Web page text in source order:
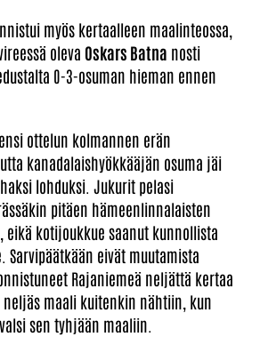
myös kertaalleen maalinteossa,
oleva Oskars Batna nosti
0-3-osuman hieman ennen
ottelun kolmannen erän
kanadalaishyökkääjän osuma jäi
lohduksi. Jukurit pelasi
pitäen hämeenlinnalaisten
eikä kotijoukkue saanut kunnollista
Sarvipäätkään eivät muutamista
Rajaniemeä neljättä kertaa
maali kuitenkin nähtiin, kun
sen tyhjään maaliin.